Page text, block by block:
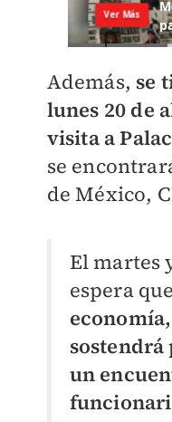
Además, se
lunes 20 de
visita a
se
de México,
El martes
espera que
un